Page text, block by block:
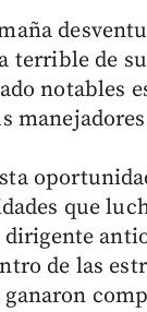
terrible de
notables
que
de las